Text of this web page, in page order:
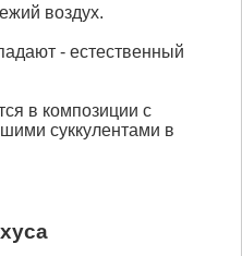
воздух.
- естественный
в композиции с
суккулентами в